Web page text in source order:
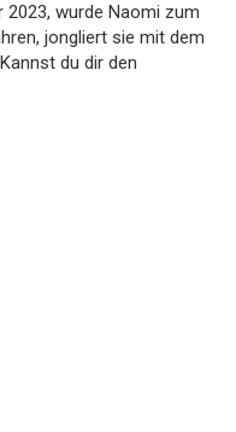
wurde Naomi zum
jongliert sie mit dem
du dir den